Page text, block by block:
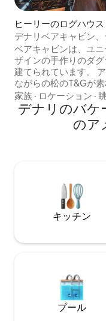
ヒーリーのログハウス
デナリベアキャビン、
キャビン貸切、プライ
ベアキャビンは、ユ
ザインの手作りのダ
建てられています。
ながらの松のT&Gが
キャビンを作り出して
ビンは、1日ハイキン
クスできる、自分だ
なものです。 湯船は
スルーム1室、充実し
きポーチ、ファイヤ
ーが備わっています。 キャビンには、必
需品、ヘアドライヤ
スなどの設備が揃っ
は受け入れておりません。 ジャグ
免責事項：ジャグジ
ィであり、できる限
ように最善を尽くし
家族 · ロケーション ·
デナリのバケ
のア
キッチン
プール